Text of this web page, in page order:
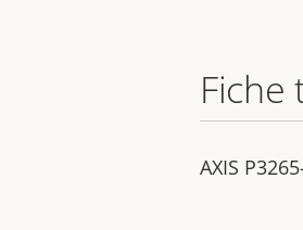
Fiche
AXIS